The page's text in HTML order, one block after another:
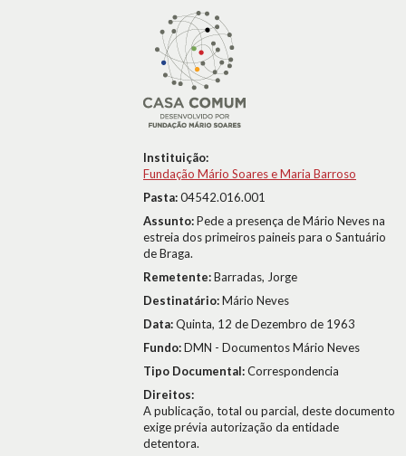
Instituição:
Fundação Mário Soares e Maria Barroso
Pasta:04542.016.001
Assunto:Pede a presença de Mário Neves na
estreia dos primeiros paineis para o Santuário
de Braga.
Remetente:Barradas, Jorge
Destinatário:Mário Neves
Data:Quinta, 12 de Dezembro de 1963
Fundo:DMN - Documentos Mário Neves
Tipo Documental:Correspondencia
Direitos:
A publicação, total ou parcial, deste documento
exige prévia autorização da entidade
detentora.